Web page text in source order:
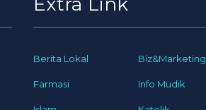
Berita Lokal Biz&Marketing
Farmasi Info Mudik